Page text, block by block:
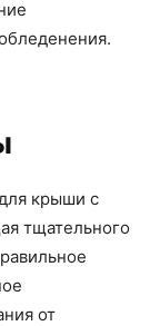
крыши с
тщательного
от